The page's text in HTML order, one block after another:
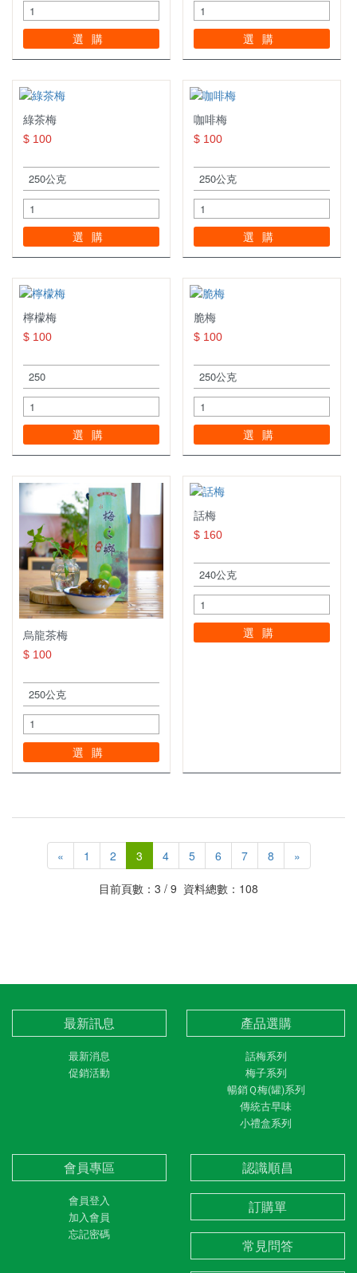
選購 選購
綠茶梅
$ 100
選購
咖啡梅
$ 100
選購
檸檬梅
$ 100
選購
脆梅
$ 100
選購
烏龍茶梅
$ 100
選購
話梅
$ 160
選購
« 1 2 3 4 5 6 7 8 »
目前頁數：3 / 9 資料總數：108
最新訊息
最新消息
促銷活動
產品選購
話梅系列
梅子系列
暢銷Ｑ梅(罐)系列
傳統古早味
小禮盒系列
會員專區
會員登入
加入會員
忘記密碼
認識順昌
訂購單
常見問答